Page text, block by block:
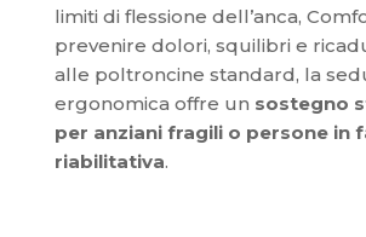
limiti di flessione dell’anca,
prevenire dolori, squilibri e
alle poltroncine standard, la
ergonomica offre un sostegno
per anziani fragili o persone in
riabilitativa.